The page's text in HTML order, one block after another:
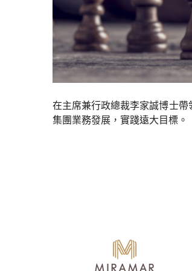
在主席兼行政總裁李家誠博士
集團業務發展，實踐遠大目標。